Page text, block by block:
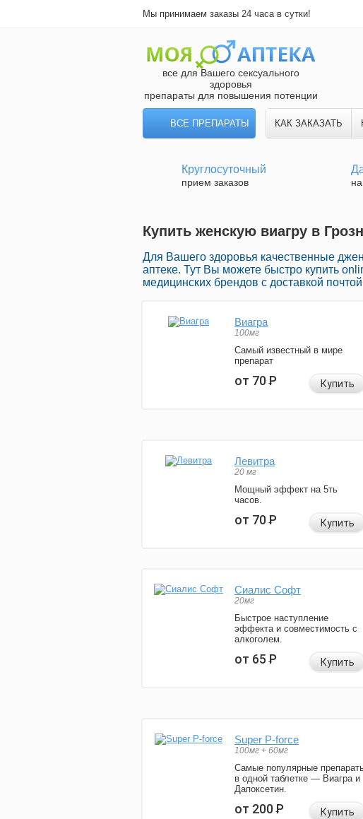
Мы принимаем заказы 24 часа в сутки!
все для Вашего сексуального
здоровья
препараты для повышения потенции
ВСЕ ПРЕПАРАТЫ КАК ЗАКАЗАТЬ
Круглосуточный
прием заказов
Купить женскую виагру в
Для Вашего здоровья качественные
аптеке. Тут Вы можете быстро купить
медицинских брендов с доставкой
Виагра
100мг
Самый известный в мире
препарат
от 70Р Купить
Левитра
20 мг
Мощный эффект на 5ть
часов.
от 70Р Купить
Сиалис Софт
20мг
Быстрое наступление
эффекта и совместимость с
алкоголем.
от 65Р Купить
Super P-force
100мг + 60мг
Самые популярные
в одной таблетке — Виагра и
Дапоксетин.
от 200Р Купить